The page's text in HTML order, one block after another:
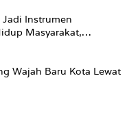
Jadi Instrumen
Masyarakat,
Ditetapkan Pemkot
Wajah Baru Kota Lewat